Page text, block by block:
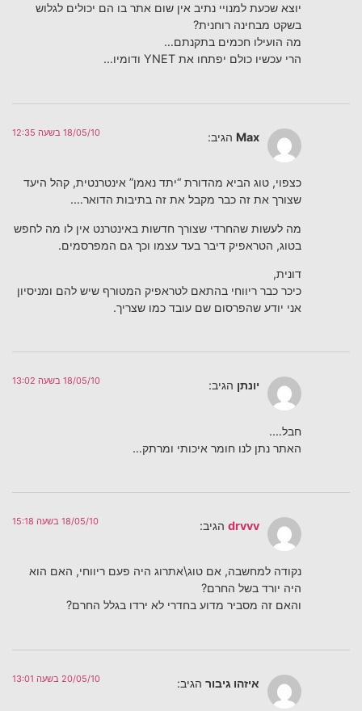
יוצא שכעת למנויי נתיב אין שום אתר בו הם יכולים לגלוש
בשקט מבחינה רוחנית?
מה הועילו חכמים בתקנתם…
הרי עכשיו כולם יפתחו את YNET ודומיו…
Max הגיב: 18/05/10 בשעה 12:35
כצפוי, טוג הביא מהדורת “יתד נאמן” אינטרנטית, קהל היעד
שצורך את זה כבר מקבל את זה בתיבות הדואר….
מה לעשות שהחרדי שצורך חדשות באינטרנט אין לו מה לחפש
בטוג, הטראפיק דיבר בעד עצמו וכך גם המפרסמים.
דונית,
כיכר כבר ריווחי בהתאם לטראפיק המטורף שיש להם ומניסיון
אני יודע שהפרסום שם עובד כמו שצריך.
יונתן הגיב: 18/05/10 בשעה 13:02
חבל….
האתר נתן לנו חומר איכותי ומרתק…
drvvv הגיב: 18/05/10 בשעה 15:18
נקודה למחשבה, אם טוג\אתרוג היה פעם ריווחי, האם הוא
היה יורד בשל החרם?
והאם זה מסביר מדוע בחדרי לא ירדו בגלל החרם?
איזהו גיבור הגיב: 20/05/10 בשעה 13:01